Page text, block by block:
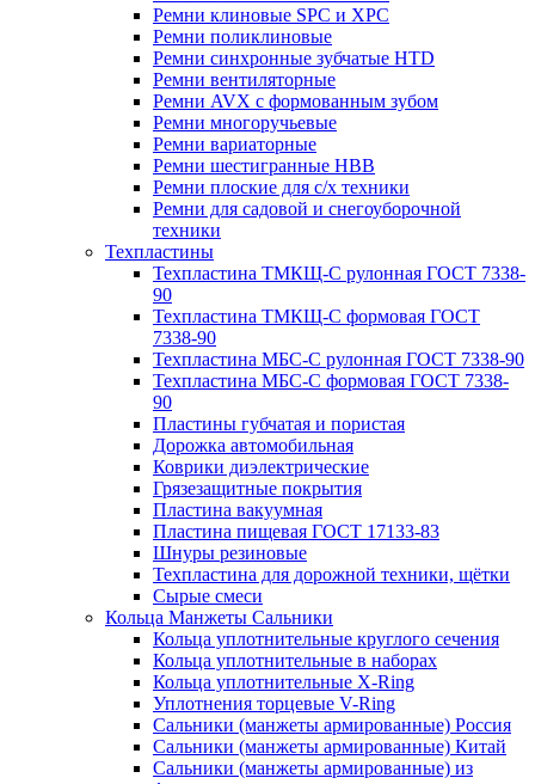
Ремни клиновые SPC и XPC
Ремни поликлиновые
Ремни синхронные зубчатые HTD
Ремни вентиляторные
Ремни AVX с формованным зубом
Ремни многоручьевые
Ремни вариаторные
Ремни шестигранные HBB
Ремни плоские для с/х техники
Ремни для садовой и снегоуборочной
техники
Техпластины
Техпластина ТМКЩ-С рулонная ГОСТ 7338-
90
Техпластина ТМКЩ-С формовая ГОСТ
7338-90
Техпластина МБС-С рулонная ГОСТ 7338-90
Техпластина МБС-С формовая ГОСТ 7338-
90
Пластины губчатая и пористая
Дорожка автомобильная
Коврики диэлектрические
Грязезащитные покрытия
Пластина вакуумная
Пластина пищевая ГОСТ 17133-83
Шнуры резиновые
Техпластина для дорожной техники, щётки
Сырые смеси
Кольца Манжеты Сальники
Кольца уплотнительные круглого сечения
Кольца уплотнительные в наборах
Кольца уплотнительные Х-Ring
Уплотнения торцевые V-Ring
Сальники (манжеты армированные) Россия
Сальники (манжеты армированные) Китай
Сальники (манжеты армированные) из